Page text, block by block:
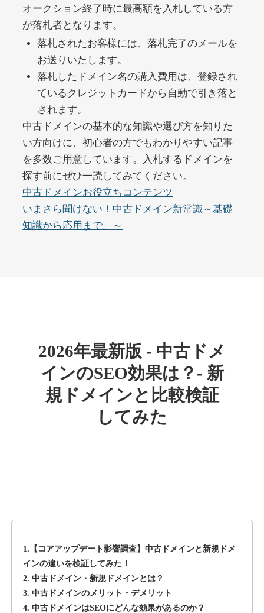
詳細を見る
portalvidalivre.com
ジャンル その他
DA47 外部リンク数2202 ドメイン年齢 5年
10,800円 入札 0件
buywrite-plus.com
ジャンルその他
DA 45 外部リンク数4677 ドメイン年齢2年
10,800円 入札 0件
詳細を見る
外部リンク数963 ドメイン年齢
4,500円
rageboy.com
sug-web.jp
ジャンル その他
DA42 外部リンク数740 ドメイン年齢13年
オークション終了時に最高額を入札している方
が落札者となります。
落札されたお客様には、落札完了のメールを
お送りいたします。
落札したドメイン名の購入費用は、登録され
ているクレジットカードから自動で引き落と
されます。
中古ドメインの基本的な知識や選び方を知りた
い方向けに、初心者の方でもわかりやすい記事
を多数ご用意しています。入札するドメインを
探す前にぜひ一読してみてください。
中古ドメインお役立ちコンテンツ
いまさら聞けない！中古ドメイン新常識～基礎
知識から応用まで。～
2026年最新版 - 中古ドメ
インのSEO効果は？- 新
規ドメインと比較検証
してみた
1.【コアアップデート影響調査】中古ドメインと新規ドメ
インの違いを検証してみた！
2. 中古ドメイン・新規ドメインとは？
3. 中古ドメインのメリット・デメリット
4. 中古ドメインはSEOにどんな効果があるのか？